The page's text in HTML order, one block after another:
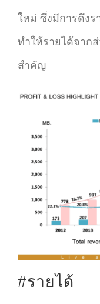
ใหม่ ซึ่งมีการดึงร
ทำให้รายได้จาก
สำคัญ
#รายได้